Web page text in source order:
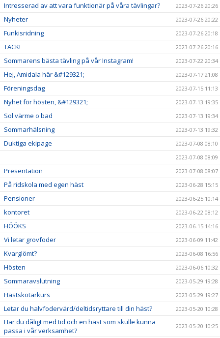
Intresserad av att vara funktionär på våra tävlingar? 2023-07-26 20:26
Nyheter 2023-07-26 20:22
Funkisridning 2023-07-26 20:18
TACK! 2023-07-26 20:16
Sommarens bästa tävling på vår Instagram! 2023-07-22 20:34
Hej, Amidala här &#129321; 2023-07-17 21:08
Föreningsdag 2023-07-15 11:13
Nyhet för hösten, &#129321; 2023-07-13 19:35
Sol värme o bad 2023-07-13 19:34
Sommarhälsning 2023-07-13 19:32
Duktiga ekipage
2023-07-08 08:10
2023-07-08 08:09
Presentation 2023-07-08 08:07
På ridskola med egen häst 2023-06-28 15:15
Pensioner 2023-06-25 10:14
kontoret 2023-06-22 08:12
HÖÖKS 2023-06-15 14:16
Vi letar grovfoder 2023-06-09 11:42
Kvarglömt? 2023-06-08 16:56
Hösten 2023-06-06 10:32
Sommaravslutning 2023-05-29 19:28
Hästskötarkurs 2023-05-29 19:27
Letar du halvfodervärd/deltidsryttare till din häst? 2023-05-20 10:28
Har du dåligt med tid och en häst som skulle kunna
passa i vår verksamhet?
2023-05-20 10:25